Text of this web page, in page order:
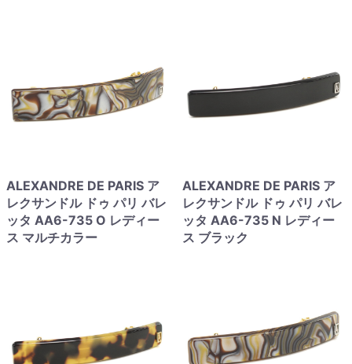
ALEXANDRE DE PARIS ア
レクサンドル ドゥ パリ バレ
ッタ AA6-735 O レディー
ス マルチカラー
ALEXANDRE DE PARIS ア
レクサンドル ドゥ パリ バレ
ッタ AA6-735 N レディー
ス ブラック